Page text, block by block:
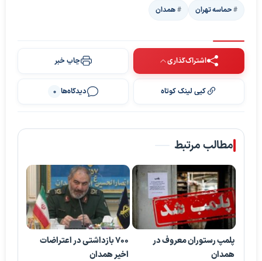
حماسه تهران همدان
اشتراک‌گذاری چاپ خبر
کپی لینک کوتاه دیدگاه‌ها 0
مطالب مرتبط
پلمپ رستوران معروف در
همدان
700 بازداشتی در اعتراضات
اخیر همدان